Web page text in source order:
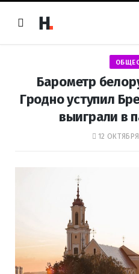
Барометр
Гродно уступил
выиграли в
12 ОКТЯБРЯ